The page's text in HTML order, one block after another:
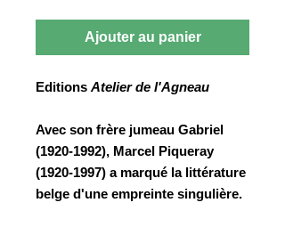
Ajouter au panier
Editions Atelier de l'Agneau
Avec son frère jumeau Gabriel
(1920-1992), Marcel Piqueray
(1920-1997) a marqué la littérature
belge d'une empreinte singulière.